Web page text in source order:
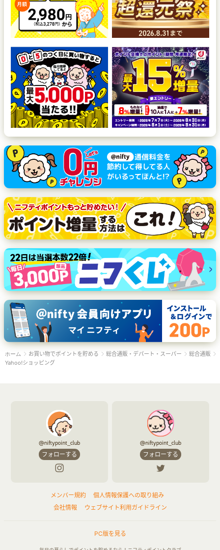
ホーム お買い物でポイントを貯める 総合通販・デパート・スーパー
総合通販
Yahoo!ショッピング
@niftypoint_club
フォローする
@niftypoint_club
フォローする
メンバー規約
個人情報保護への取り組み
会社情報
ウェブサイト利用ガイドライン
PC版を見る